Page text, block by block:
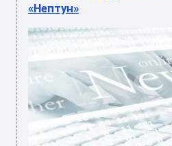
«Нептун»